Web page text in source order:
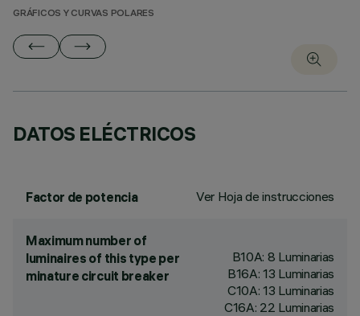
GRÁFICOS Y CURVAS POLARES
DATOS ELÉCTRICOS
Factor de potencia Ver Hoja de instrucciones
Maximum number of
luminaires of this type per
minature circuit breaker
B10A: 8 Luminarias
B16A: 13 Luminarias
C10A: 13 Luminarias
C16A: 22 Luminarias